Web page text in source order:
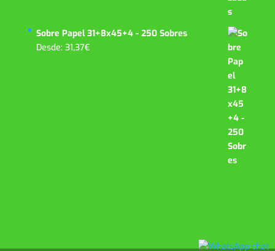
Sobre Papel 31+8x45+4 - 250 Sobres
Desde: 31,37€